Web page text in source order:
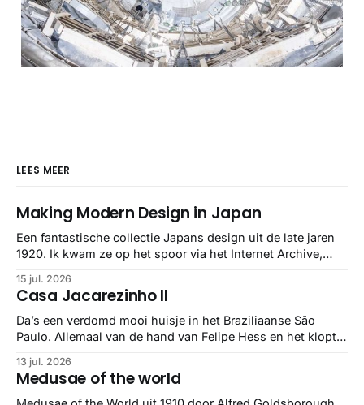
LEES MEER
Making Modern Design in Japan
Een fantastische collectie Japans design uit de late jaren
1920. Ik kwam ze op het spoor via het Internet Archive,
gebundeld in een: boek ✨ Daarin hebben ze alle scans een
stuk netter getrokken, maar op deze manier vind ik ze er
minstens
15 jul. 2026
Casa Jacarezinho II
Da’s een verdomd mooi huisje in het Braziliaanse São
Paulo. Allemaal van de hand van Felipe Hess en het klopt
13 jul. 2026
Medusae of the world